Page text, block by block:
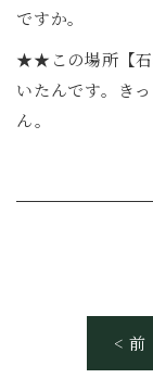
ですか。
★★この場所【石
いたんです。き
ん。
< 前